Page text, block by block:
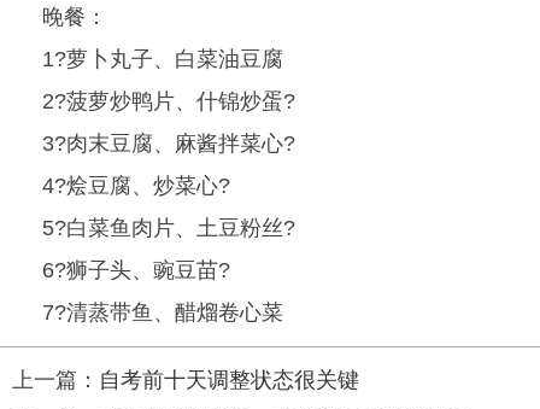
晚餐：
1?萝卜丸子、白菜油豆腐
2?菠萝炒鸭片、什锦炒蛋?
3?肉末豆腐、麻酱拌菜心?
4?烩豆腐、炒菜心?
5?白菜鱼肉片、土豆粉丝?
6?狮子头、豌豆苗?
7?清蒸带鱼、醋熘卷心菜
上一篇： 自考前十天调整状态很关键